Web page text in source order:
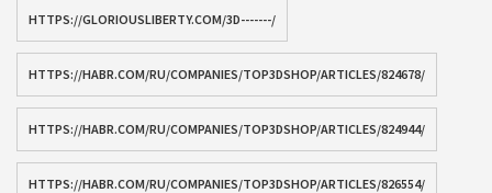
HTTPS://GLORIOUSLIBERTY.COM/3D-------/
HTTPS://HABR.COM/RU/COMPANIES/TOP3DSHOP/ARTICLES/824678/
HTTPS://HABR.COM/RU/COMPANIES/TOP3DSHOP/ARTICLES/824944/
HTTPS://HABR.COM/RU/COMPANIES/TOP3DSHOP/ARTICLES/826554/